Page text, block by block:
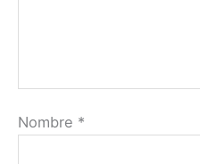
Nombre *